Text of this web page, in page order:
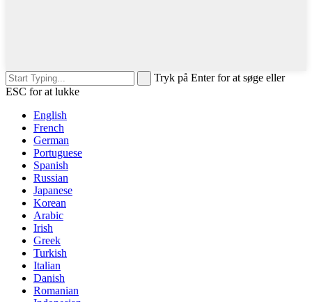
Tryk på Enter for at søge eller
ESC for at lukke
English
French
German
Portuguese
Spanish
Russian
Japanese
Korean
Arabic
Irish
Greek
Turkish
Italian
Danish
Romanian